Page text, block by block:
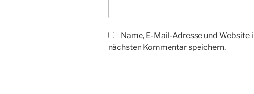
Name, E-Mail-Adresse und Website
nächsten Kommentar speichern.